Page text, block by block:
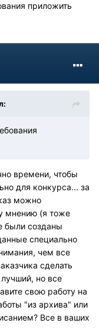
приложить
времени, чтобы
для конкурса... за
можно
мнению (я тоже
были созданы
специально
чем все
сделать
но все
свою работу на
"из архива" или
Все в ваших